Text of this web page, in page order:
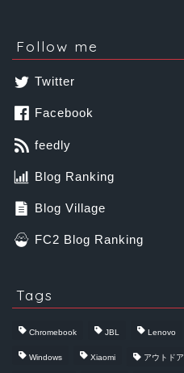
Follow me
Twitter
Facebook
feedly
Blog Ranking
Blog Village
FC2 Blog Ranking
Tags
Chromebook JBL Lenovo
Windows Xiaomi アウトドア